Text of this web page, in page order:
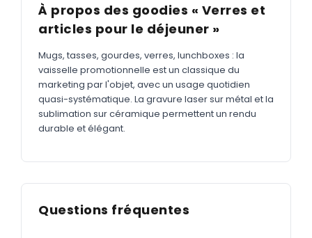
À propos des goodies « Verres et
articles pour le déjeuner »
Mugs, tasses, gourdes, verres, lunchboxes : la
vaisselle promotionnelle est un classique du
marketing par l'objet, avec un usage quotidien
quasi-systématique. La gravure laser sur métal et la
sublimation sur céramique permettent un rendu
durable et élégant.
Questions fréquentes